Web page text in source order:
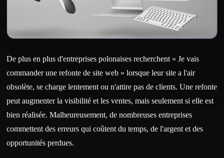
De plus en plus d'entreprises polonaises recherchent « Je vais
commander une refonte de site web » lorsque leur site a l'air
obsolète, se charge lentement ou n'attire pas de clients. Une refonte
peut augmenter la visibilité et les ventes, mais seulement si elle est
bien réalisée. Malheureusement, de nombreuses entreprises
commettent des erreurs qui coûtent du temps, de l'argent et des
opportunités perdues.